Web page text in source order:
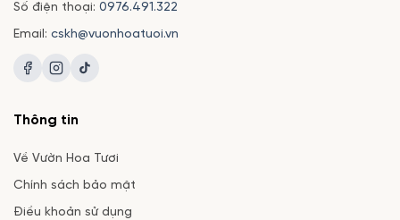
Số điện thoại: 0976.491.322
Email: cskh@vuonhoatuoi.vn
Thông tin
Về Vườn Hoa Tươi
Chính sách bảo mật
Điều khoản sử dụng